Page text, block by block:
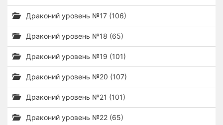
Драконий уровень №17 (106)
Драконий уровень №18 (65)
Драконий уровень №19 (101)
Драконий уровень №20 (107)
Драконий уровень №21 (101)
Драконий уровень №22 (65)